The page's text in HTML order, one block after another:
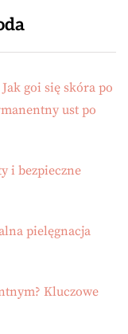
goi się skóra po
ust po
i bezpieczne
pielęgnacja
Kluczowe